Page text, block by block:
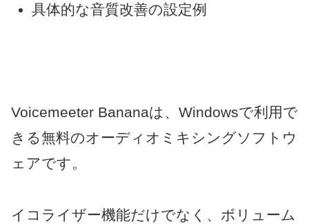
具体的な音質改善の設定例
Voicemeeter Bananaは、Windowsで利用で
きる無料のオーディオミキシングソフトウ
ェアです。
イコライザー機能だけでなく、ボリューム